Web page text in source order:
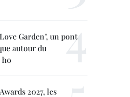
Garden", un pont
autour du
ho
2027, les